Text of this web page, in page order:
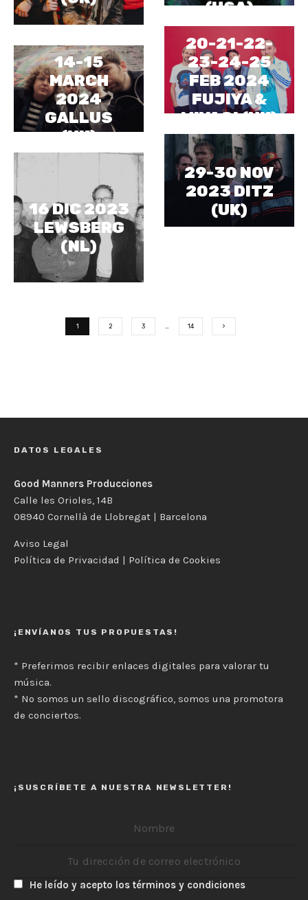
14-15
MARCH
2024
GALLUS
(UK)
16 DIC 2023
LEWSBERG
(NL)
(USA)
20-21-22-
23-24-25
FEB 2024
FUJIYA &
MIYAGI (UK)
29-30 NOV
2023 DITZ
(UK)
1 2 3 14
DATOS LEGALES
Good Manners Producciones
Calle les Orioles, 14B
08940 Cornellà de Llobregat | Barcelona
Aviso Legal
Política de Privacidad | Política de Cookies
¡ENVÍANOS TUS PROPUESTAS!
* Preferimos recibir enlaces digitales para valorar tu
música.
* No somos un sello discográfico, somos una promotora
de conciertos.
¡SUSCRÍBETE A NUESTRA NEWSLETTER!
He leído y acepto los términos y condiciones